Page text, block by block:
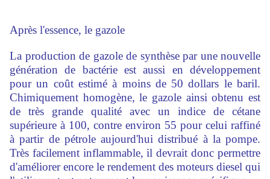
Après l'essence, le gazole
La production de gazole de synthèse par une nouvelle
génération de bactérie est aussi en développement
pour un coût estimé à moins de 50 dollars le baril.
Chimiquement homogène, le gazole ainsi obtenu est
de très grande qualité avec un indice de cétane
supérieure à 100, contre environ 55 pour celui raffiné
à partir de pétrole aujourd'hui distribué à la pompe.
Très facilement inflammable, il devrait donc permettre
d'améliorer encore le rendement des moteurs diesel qui